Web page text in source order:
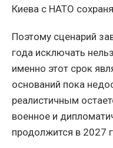
Киева с НАТО
Поэтому сценарий
года исключать
именно этот срок
оснований пока
реалистичным
военное и
продолжится в 2027